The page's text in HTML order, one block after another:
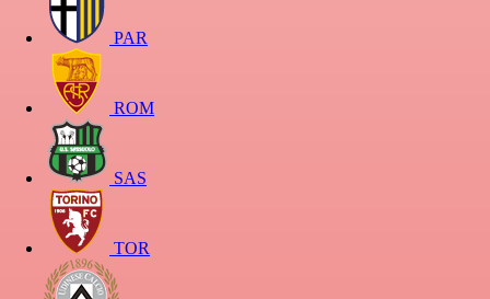
PAR
ROM
SAS
TOR